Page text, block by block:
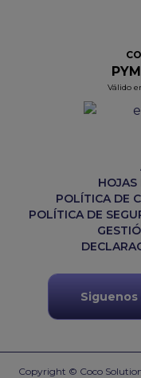
Válido
HOJAS
POLÍTICA DE
POLÍTICA DE
Copyright © Coco